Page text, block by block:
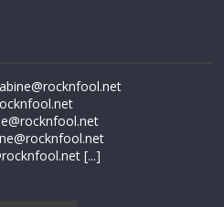
[...]